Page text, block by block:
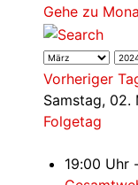
Gehe zu
Vorheriger
Samstag, 02.
Folgetag
19:00 Uhr